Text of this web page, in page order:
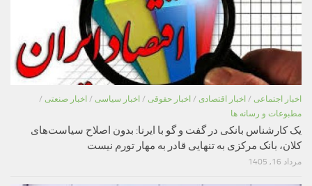
اخبار اجتماعی / اخبار اقتصادی / اخبار حقوقی / اخبار سیاسی / اخبار صنعتی /
مطبوعات و رسانه ها
یک کارشناس بانکی در گفت و گو با ایرنا: بدون اصلاح سیاست‌های
کلان، بانک مرکزی به تنهایی قادر به مهار تورم نیست
مرداد 16, 1405